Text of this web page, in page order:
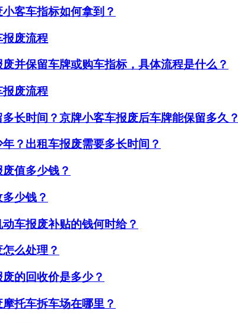
客车指标如何拿到？
废流程
并保留车牌或购车指标，具体流程是什么？
废流程
长时间？京牌小客车报废后车牌能保留多久？
？出租车报废需要多长时间？
值多少钱？
少钱？
车报废补贴的钱何时给？
么处理？
的回收价是多少？
托车拆车场在哪里？